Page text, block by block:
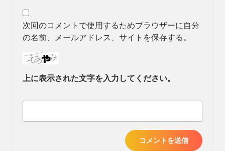
次回のコメントで使用するためブラウザーに自分
の名前、メールアドレス、サイトを保存する。
上に表示された文字を入力してください。